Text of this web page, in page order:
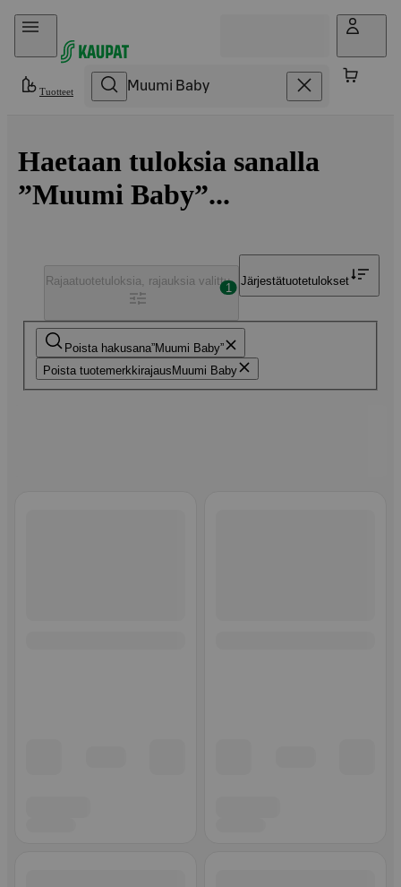
Hyppää sisältöön
Tuotteet
Haetaan tuloksia sanalla
”Muumi Baby”...
Poista hakusana Muumi Baby
Poista tuotemerkkirajaus Muumi Baby
Rajaatuotetuloksia, rajauksia valittu
1
Järjestätuotetulokset